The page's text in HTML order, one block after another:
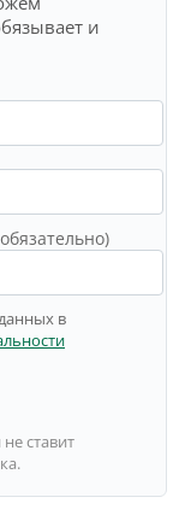
и
в
ставит